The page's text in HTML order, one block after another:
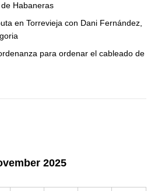
Habaneras
en Torrevieja con Dani Fernández,
para ordenar el cableado de
2025